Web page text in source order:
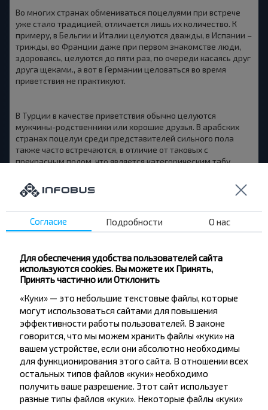
Во многих странах обмениваться поцелуями при встрече
уже стало традицией, отличается лишь их количество. К
примеру, в Бельгии и Италии целуются дважды, в Испании –
трижды, во Франции даже при первом знакомстве люди,
здороваясь, целуются до пяти раз, по очереди касаясь друг
друга щеками., а вот в Германии целоваться во время
приветствия не практикуют.
В Турции в качестве приветствия обычно целуются
мужчины-родственники или хорошие друзья. В арабских
странах поцелуи среди представителей сильного пола
также часто встречаются, в отличие от таковых с
прекрасным полом, что является категорическим табу.
Объятия
Латинская Америка, возможны в Испании, Италии
Объятия в качестве приветствия чаще всего применяют в
странах, где принято бурно и открыто показывать свои
чувства. Например, в Латинской Америке, если Вам рады, то
и руку пожмут, и поцелуют, и крепко обнимут. Обделяют
объятиями здесь разве что незнакомых людей, и то не
всегда.
В любом случае, мы бы не рекомендовали Вам обнимать
кого-либо первыми, ведь это все же штука предельно
Согласие Подробности О нас
Для обеспечения удобства пользователей сайта
используются cookies. Вы можете их Принять,
Принять частично или Отклонить
«Куки» — это небольшие текстовые файлы, которые
могут использоваться сайтами для повышения
эффективности работы пользователей. В законе
говорится, что мы можем хранить файлы «куки» на
вашем устройстве, если они абсолютно необходимы
для функционирования этого сайта. В отношении всех
остальных типов файлов «куки» необходимо
получить ваше разрешение. Этот сайт использует
разные типы файлов «куки». Некоторые файлы «куки»